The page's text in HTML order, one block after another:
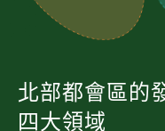
北部都會區的
四大領域